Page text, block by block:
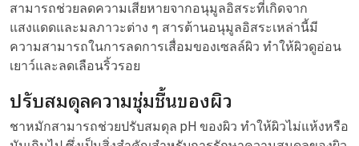
สามารถช่วยลดความเสียหายจากอนุมูลอิสระที่เกิดจาก
แสงแดดและมลภาวะต่าง ๆ สารต้านอนุมูลอิสระเหล่านี้มี
ความสามารถในการลดการเสื่อมของเซลล์ผิว ทำให้ผิวดูอ่อน
เยาว์และลดเลือนริ้วรอย
ปรับสมดุลความชุ่มชื้นของผิว
ชาหมักสามารถช่วยปรับสมดุล pH ของผิว ทำให้ผิวไม่แห้งหรือ